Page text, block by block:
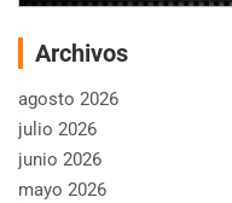
Archivos
agosto 2026
julio 2026
junio 2026
mayo 2026